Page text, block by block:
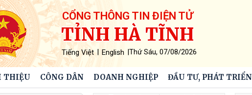
CỔNG THÔNG TIN ĐIỆN TỬ
TỈNH HÀ TĨNH
Tiếng Việt | English |Thứ Sáu, 07/08/2026
THIỆU CÔNG DÂN DOANH NGHIỆP ĐẦU TƯ, PHÁT TRIỂN